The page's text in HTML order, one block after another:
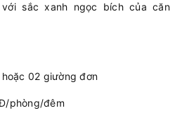
sắc xanh ngọc bích của căn
02 giường đơn
phòng/đêm